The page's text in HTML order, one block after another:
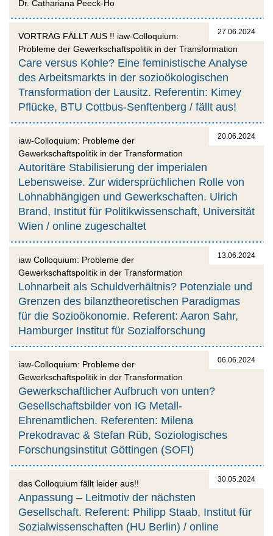
Dr. Cathariana Peeck-Ho
27.06.2024
VORTRAG FÄLLT AUS !! iaw-Colloquium:
Probleme der Gewerkschaftspolitik in der Transformation
Care versus Kohle? Eine feministische Analyse
des Arbeitsmarkts in der sozioökologischen
Transformation der Lausitz. Referentin: Kimey
Pflücke, BTU Cottbus-Senftenberg / fällt aus!
20.06.2024
iaw-Colloquium: Probleme der
Gewerkschaftspolitik in der Transformation
Autoritäre Stabilisierung der imperialen
Lebensweise. Zur widersprüchlichen Rolle von
Lohnabhängigen und Gewerkschaften. Ulrich
Brand, Institut für Politikwissenschaft, Universität
Wien / online zugeschaltet
13.06.2024
iaw Colloquium: Probleme der
Gewerkschaftspolitik in der Transformation
Lohnarbeit als Schuldverhältnis? Potenziale und
Grenzen des bilanztheoretischen Paradigmas
für die Sozioökonomie. Referent: Aaron Sahr,
Hamburger Institut für Sozialforschung
06.06.2024
iaw-Colloquium: Probleme der
Gewerkschaftspolitik in der Transformation
Gewerkschaftlicher Aufbruch von unten?
Gesellschaftsbilder von IG Metall-
Ehrenamtlichen. Referenten: Milena
Prekodravac & Stefan Rüb, Soziologisches
Forschungsinstitut Göttingen (SOFI)
30.05.2024
das Colloquium fällt leider aus!!
Anpassung – Leitmotiv der nächsten
Gesellschaft. Referent: Philipp Staab, Institut für
Sozialwissenschaften (HU Berlin) / online